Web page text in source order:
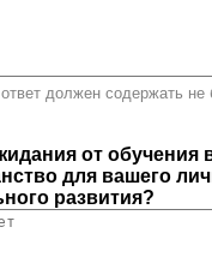
должен содержать не
от обучения
для вашего
развития?